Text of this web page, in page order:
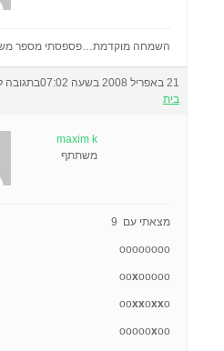
השמחה מוקדמת…פספסתי מספר
21 באפריל 2008 בשעה 07:02 בתגובה
בית
maxim k
משתתף
מצאתי עם 9
oooooooo
ooxooooo
ooxxoxxo
oooooxoo